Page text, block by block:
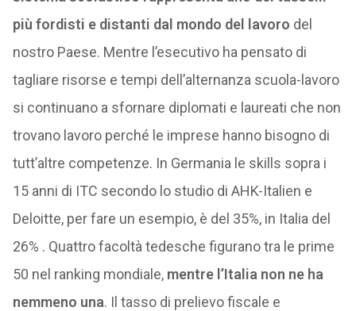
più fordisti e distanti dal mondo del lavoro del
nostro Paese. Mentre l’esecutivo ha pensato di
tagliare risorse e tempi dell’alternanza scuola-lavoro
si continuano a sfornare diplomati e laureati che non
trovano lavoro perché le imprese hanno bisogno di
tutt’altre competenze. In Germania le skills sopra i
15 anni di ITC secondo lo studio di AHK-Italien e
Deloitte, per fare un esempio, è del 35%, in Italia del
26% . Quattro facoltà tedesche figurano tra le prime
50 nel ranking mondiale, mentre l’Italia non ne ha
nemmeno una. Il tasso di prelievo fiscale e